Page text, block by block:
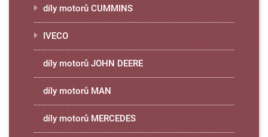
díly motorů CUMMINS
IVECO
díly motorů JOHN DEERE
díly motorů MAN
díly motorů MERCEDES